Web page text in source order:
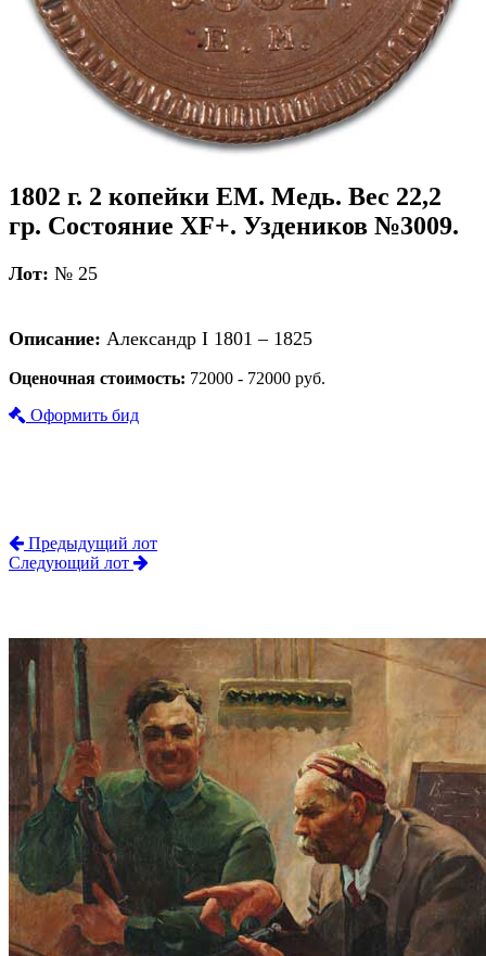
1802 г. 2 копейки ЕМ. Медь. Вес 22,2
гр. Состояние XF+. Уздеников №3009.
Лот: № 25
Описание: Александр I 1801 – 1825
Оценочная стоимость: 72000 - 72000 руб.
Оформить бид
Предыдущий лот
Следующий лот